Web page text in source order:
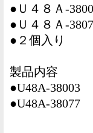
●Ｕ４８Ａ-
●Ｕ４８Ａ-
●２個入り
製品内容
●U48A-38003
●U48A-38077